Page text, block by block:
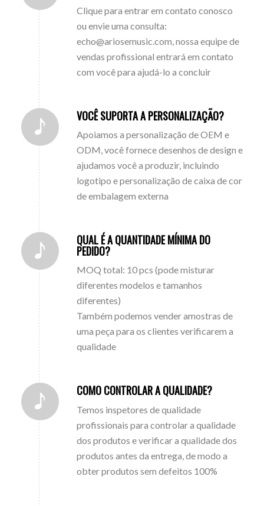
Clique para entrar em contato conosco
ou envie uma consulta:
echo@ariosemusic.com, nossa equipe de
vendas profissional entrará em contato
com você para ajudá-lo a concluir
VOCÊ SUPORTA A PERSONALIZAÇÃO?
Apoiamos a personalização de OEM e
ODM, você fornece desenhos de design e
ajudamos você a produzir, incluindo
logotipo e personalização de caixa de cor
de embalagem externa
QUAL É A QUANTIDADE MÍNIMA DO
PEDIDO?
MOQ total: 10 pcs (pode misturar
diferentes modelos e tamanhos
diferentes)
Também podemos vender amostras de
uma peça para os clientes verificarem a
qualidade
COMO CONTROLAR A QUALIDADE?
Temos inspetores de qualidade
profissionais para controlar a qualidade
dos produtos e verificar a qualidade dos
produtos antes da entrega, de modo a
obter produtos sem defeitos 100%